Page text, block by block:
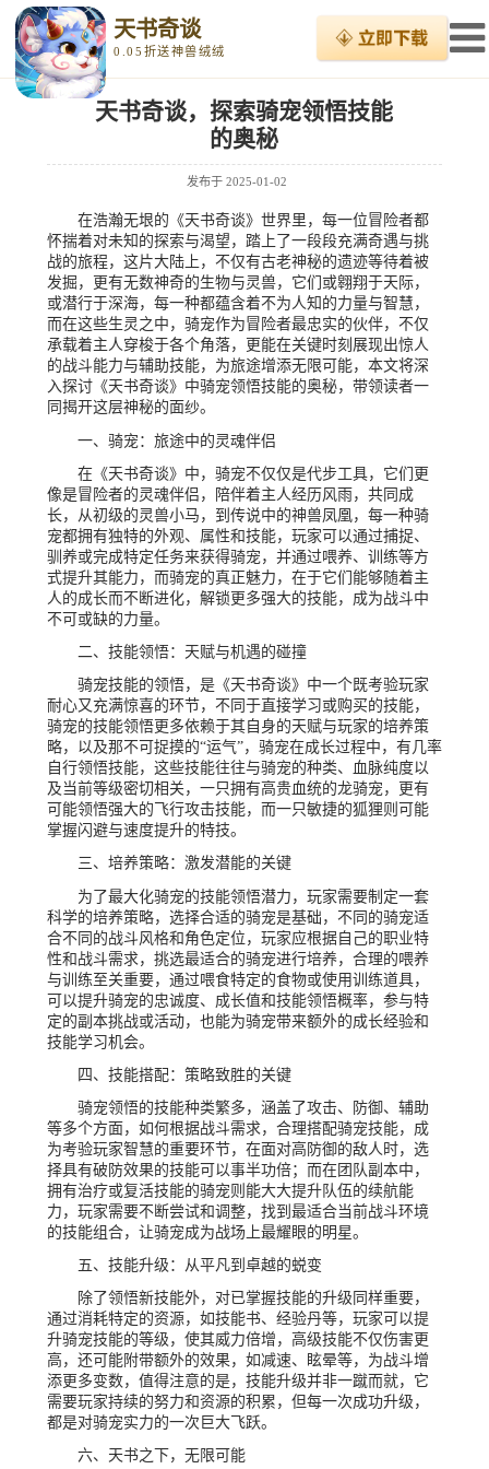
天书奇谈
0.05折送神兽绒绒
天书奇谈，探索骑宠领悟技能
的奥秘
发布于2025-01-02
在浩瀚无垠的《天书奇谈》世界里，每一位冒险者都
怀揣着对未知的探索与渴望，踏上了一段段充满奇遇与挑
战的旅程，这片大陆上，不仅有古老神秘的遗迹等待着被
发掘，更有无数神奇的生物与灵兽，它们或翱翔于天际，
或潜行于深海，每一种都蕴含着不为人知的力量与智慧，
而在这些生灵之中，骑宠作为冒险者最忠实的伙伴，不仅
承载着主人穿梭于各个角落，更能在关键时刻展现出惊人
的战斗能力与辅助技能，为旅途增添无限可能，本文将深
入探讨《天书奇谈》中骑宠领悟技能的奥秘，带领读者一
同揭开这层神秘的面纱。
一、骑宠：旅途中的灵魂伴侣
在《天书奇谈》中，骑宠不仅仅是代步工具，它们更
像是冒险者的灵魂伴侣，陪伴着主人经历风雨，共同成
长，从初级的灵兽小马，到传说中的神兽凤凰，每一种骑
宠都拥有独特的外观、属性和技能，玩家可以通过捕捉、
驯养或完成特定任务来获得骑宠，并通过喂养、训练等方
式提升其能力，而骑宠的真正魅力，在于它们能够随着主
人的成长而不断进化，解锁更多强大的技能，成为战斗中
不可或缺的力量。
二、技能领悟：天赋与机遇的碰撞
骑宠技能的领悟，是《天书奇谈》中一个既考验玩家
耐心又充满惊喜的环节，不同于直接学习或购买的技能，
骑宠的技能领悟更多依赖于其自身的天赋与玩家的培养策
略，以及那不可捉摸的“运气”，骑宠在成长过程中，有几率
自行领悟技能，这些技能往往与骑宠的种类、血脉纯度以
及当前等级密切相关，一只拥有高贵血统的龙骑宠，更有
可能领悟强大的飞行攻击技能，而一只敏捷的狐狸则可能
掌握闪避与速度提升的特技。
三、培养策略：激发潜能的关键
为了最大化骑宠的技能领悟潜力，玩家需要制定一套
科学的培养策略，选择合适的骑宠是基础，不同的骑宠适
合不同的战斗风格和角色定位，玩家应根据自己的职业特
性和战斗需求，挑选最适合的骑宠进行培养，合理的喂养
与训练至关重要，通过喂食特定的食物或使用训练道具，
可以提升骑宠的忠诚度、成长值和技能领悟概率，参与特
定的副本挑战或活动，也能为骑宠带来额外的成长经验和
技能学习机会。
四、技能搭配：策略致胜的关键
骑宠领悟的技能种类繁多，涵盖了攻击、防御、辅助
等多个方面，如何根据战斗需求，合理搭配骑宠技能，成
为考验玩家智慧的重要环节，在面对高防御的敌人时，选
择具有破防效果的技能可以事半功倍；而在团队副本中，
拥有治疗或复活技能的骑宠则能大大提升队伍的续航能
力，玩家需要不断尝试和调整，找到最适合当前战斗环境
的技能组合，让骑宠成为战场上最耀眼的明星。
五、技能升级：从平凡到卓越的蜕变
除了领悟新技能外，对已掌握技能的升级同样重要，
通过消耗特定的资源，如技能书、经验丹等，玩家可以提
升骑宠技能的等级，使其威力倍增，高级技能不仅伤害更
高，还可能附带额外的效果，如减速、眩晕等，为战斗增
添更多变数，值得注意的是，技能升级并非一蹴而就，它
需要玩家持续的努力和资源的积累，但每一次成功升级，
都是对骑宠实力的一次巨大飞跃。
六、天书之下，无限可能